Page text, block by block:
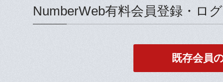
NumberWeb有料会員登録・ロ
既存会員